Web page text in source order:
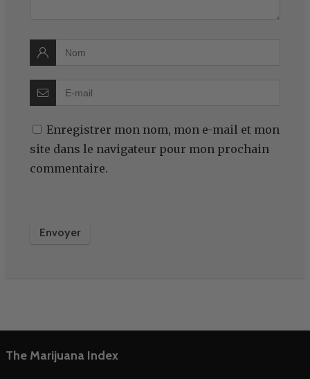
Enregistrer mon nom, mon e-mail et mon
site dans le navigateur pour mon prochain
commentaire.
The Marijuana Index